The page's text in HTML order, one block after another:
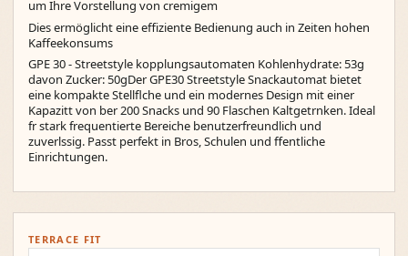
um Ihre Vorstellung von cremigem
Dies ermöglicht eine effiziente Bedienung auch in Zeiten hohen
Kaffeekonsums
GPE 30 - Streetstyle kopplungsautomaten Kohlenhydrate: 53g
davon Zucker: 50gDer GPE30 Streetstyle Snackautomat bietet
eine kompakte Stellflche und ein modernes Design mit einer
Kapazitt von ber 200 Snacks und 90 Flaschen Kaltgetrnken. Ideal
fr stark frequentierte Bereiche benutzerfreundlich und
zuverlssig. Passt perfekt in Bros, Schulen und ffentliche
Einrichtungen.
TERRACE FIT